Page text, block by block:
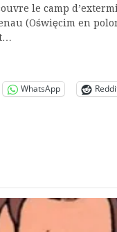
le camp
(Oświęcim en
WhatsApp